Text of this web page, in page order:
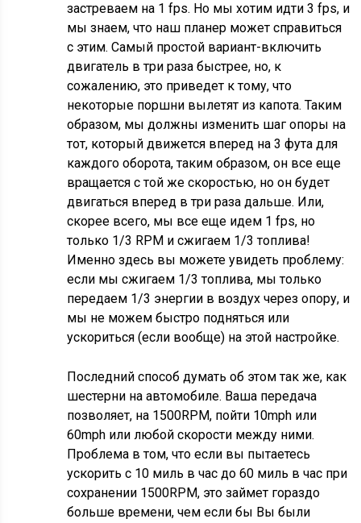
застреваем на 1 fps. Но мы хотим идти 3 fps, и
мы знаем, что наш планер может справиться
с этим. Самый простой вариант-включить
двигатель в три раза быстрее, но, к
сожалению, это приведет к тому, что
некоторые поршни вылетят из капота. Таким
образом, мы должны изменить шаг опоры на
тот, который движется вперед на 3 фута для
каждого оборота, таким образом, он все еще
вращается с той же скоростью, но он будет
двигаться вперед в три раза дальше. Или,
скорее всего, мы все еще идем 1 fps, но
только 1/3 RPM и сжигаем 1/3 топлива!
Именно здесь вы можете увидеть проблему:
если мы сжигаем 1/3 топлива, мы только
передаем 1/3 энергии в воздух через опору, и
мы не можем быстро подняться или
ускориться (если вообще) на этой настройке.
Последний способ думать об этом так же, как
шестерни на автомобиле. Ваша передача
позволяет, на 1500RPM, пойти 10mph или
60mph или любой скорости между ними.
Проблема в том, что если вы пытаетесь
ускорить с 10 миль в час до 60 миль в час при
сохранении 1500RPM, это займет гораздо
больше времени, чем если бы Вы были